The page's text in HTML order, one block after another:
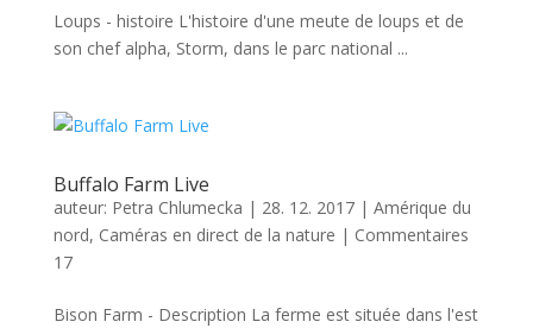
Loups - histoire L'histoire d'une meute de loups et de
son chef alpha, Storm, dans le parc national ...
Buffalo Farm Live
auteur: Petra Chlumecka | 28. 12. 2017| Amérique du
nord, Caméras en direct de la nature | Commentaires
17
Bison Farm - Description La ferme est située dans l'est